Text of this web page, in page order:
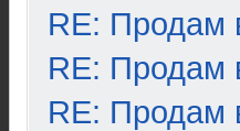
RE: Продам
RE: Продам
RE: Продам